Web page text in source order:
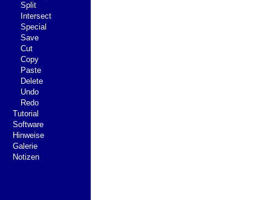
Split
Intersect
Special
Save
Cut
Copy
Paste
Delete
Undo
Redo
Tutorial
Software
Hinweise
Galerie
Notizen